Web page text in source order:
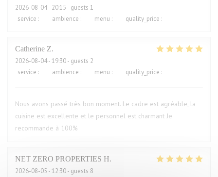
2026-08-04- 20:15 - guests 1
service : ambience : menu : quality_price :
Catherine Z
2026-08-04- 19:30 - guests 2
service : ambience : menu : quality_price :
Nous avons passé très bon moment. Le cadre est agréable, la
cuisine est excellente et le personnel est charmant Je
recommande à 100%
NET ZERO PROPERTIES H
2026-08-05 - 12:30 - guests 8